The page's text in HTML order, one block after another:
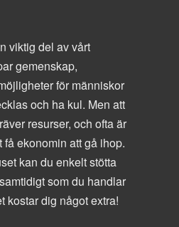
viktig del av vårt
gemenskap,
för människor
och ha kul. Men att
resurser, och ofta är
ekonomin att gå ihop.
kan du enkelt stötta
som du handlar
kostar dig något extra!